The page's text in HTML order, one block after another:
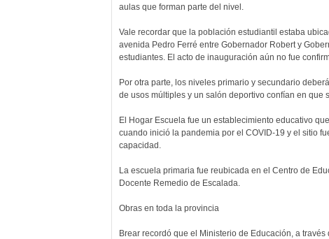
aulas que forman parte del nivel.
Vale recordar que la población estudiantil estaba
avenida Pedro Ferré entre Gobernador Robert y
estudiantes. El acto de inauguración aún no fue
Por otra parte, los niveles primario y secundario
de usos múltiples y un salón deportivo confían en que
El Hogar Escuela fue un establecimiento educativo
cuando inició la pandemia por el COVID-19 y el sitio
capacidad.
La escuela primaria fue reubicada en el Centro de
Docente Remedio de Escalada.
Obras en toda la provincia
Brear recordó que el Ministerio de Educación, a